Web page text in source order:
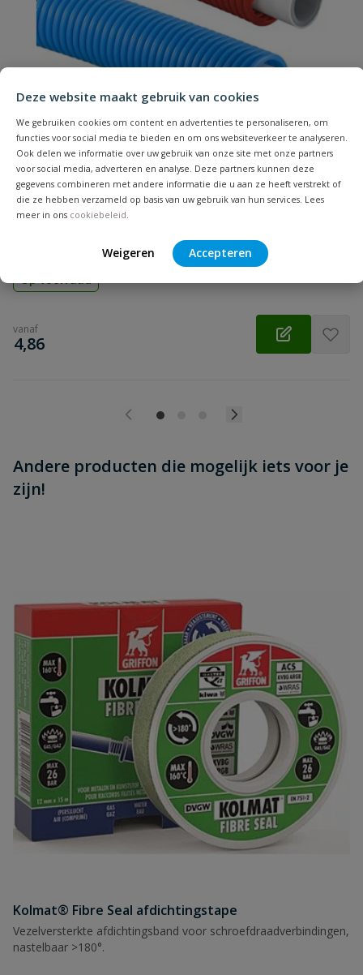
Deze website maakt gebruik van cookies
We gebruiken cookies om content en advertenties te personaliseren, om
functies voor social media te bieden en om ons websiteverkeer te analyseren.
Ook delen we informatie over uw gebruik van onze site met onze partners
voor social media, adverteren en analyse. Deze partners kunnen deze
gegevens combineren met andere informatie die u aan ze heeft verstrekt of
die ze hebben verzameld op basis van uw gebruik van hun services. Lees
meer in ons cookiebeleid.
Weigeren Accepteren
Samenvatting
Beoordeling
Beoordeling versturen
Uponor Uni Pipe PLUS in mantelbuis
Meerlagenbuis in rode of blauwe mantelbuis | Diameter: 16 t/m
Op voorraad
vanaf
€
4,86
Andere producten die mogelijk iets voor je
zijn!
Kolmat® Fibre Seal afdichtingstape
Vezelversterkte afdichtingsband voor schroefdraadverbindingen,
nastelbaar >180°.